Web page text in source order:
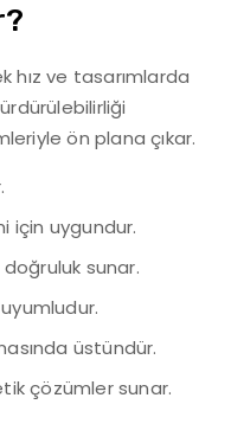
hız ve tasarımlarda
ön plana çıkar.
için uygundur.
sunar.
üstündür.
çözümler sunar.